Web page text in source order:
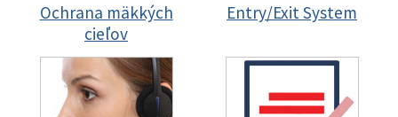
Ochrana mäkkých
cieľov
Entry/Exit System